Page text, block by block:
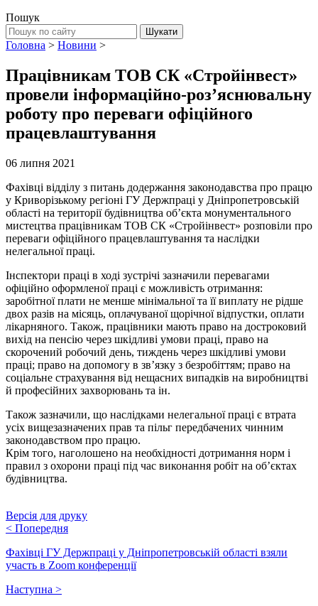
Пошук
Головна > Новини >
Працівникам ТОВ СК «Стройінвест»
провели інформаційно-роз’яснювальну
роботу про переваги офіційного
працевлаштування
06 липня 2021
Фахівці відділу з питань додержання законодавства про працю
у Криворізькому регіоні ГУ Держпраці у Дніпропетровській
області на території будівництва об’єкта монументального
мистецтва працівникам ТОВ СК «Стройінвест» розповіли про
переваги офіційного працевлаштування та наслідки
нелегальної праці.
Інспектори праці в ході зустрічі зазначили перевагами
офіційно оформленої праці є можливість отримання:
заробітної плати не менше мінімальної та її виплату не рідше
двох разів на місяць, оплачуваної щорічної відпустки, оплати
лікарняного. Також, працівники мають право на достроковий
вихід на пенсію через шкідливі умови праці, право на
скорочений робочий день, тиждень через шкідливі умови
праці; право на допомогу в зв’язку з безробіттям; право на
соціальне страхування від нещасних випадків на виробництві
й професійних захворювань та ін.
Також зазначили, що наслідками нелегальної праці є втрата
усіх вищезазначених прав та пільг передбачених чинним
законодавством про працю.
Крім того, наголошено на необхідності дотримання норм і
правил з охорони праці під час виконання робіт на об’єктах
будівництва.
Версія для друку
< Попередня
Фахівці ГУ Держпраці у Дніпропетровській області взяли
участь в Zoom конференції
Наступна >